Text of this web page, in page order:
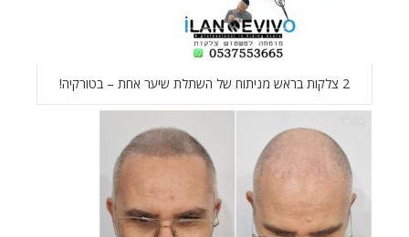
2 צלקות בראש מניתוח של השתלת שיער אחת – בטורקיה!